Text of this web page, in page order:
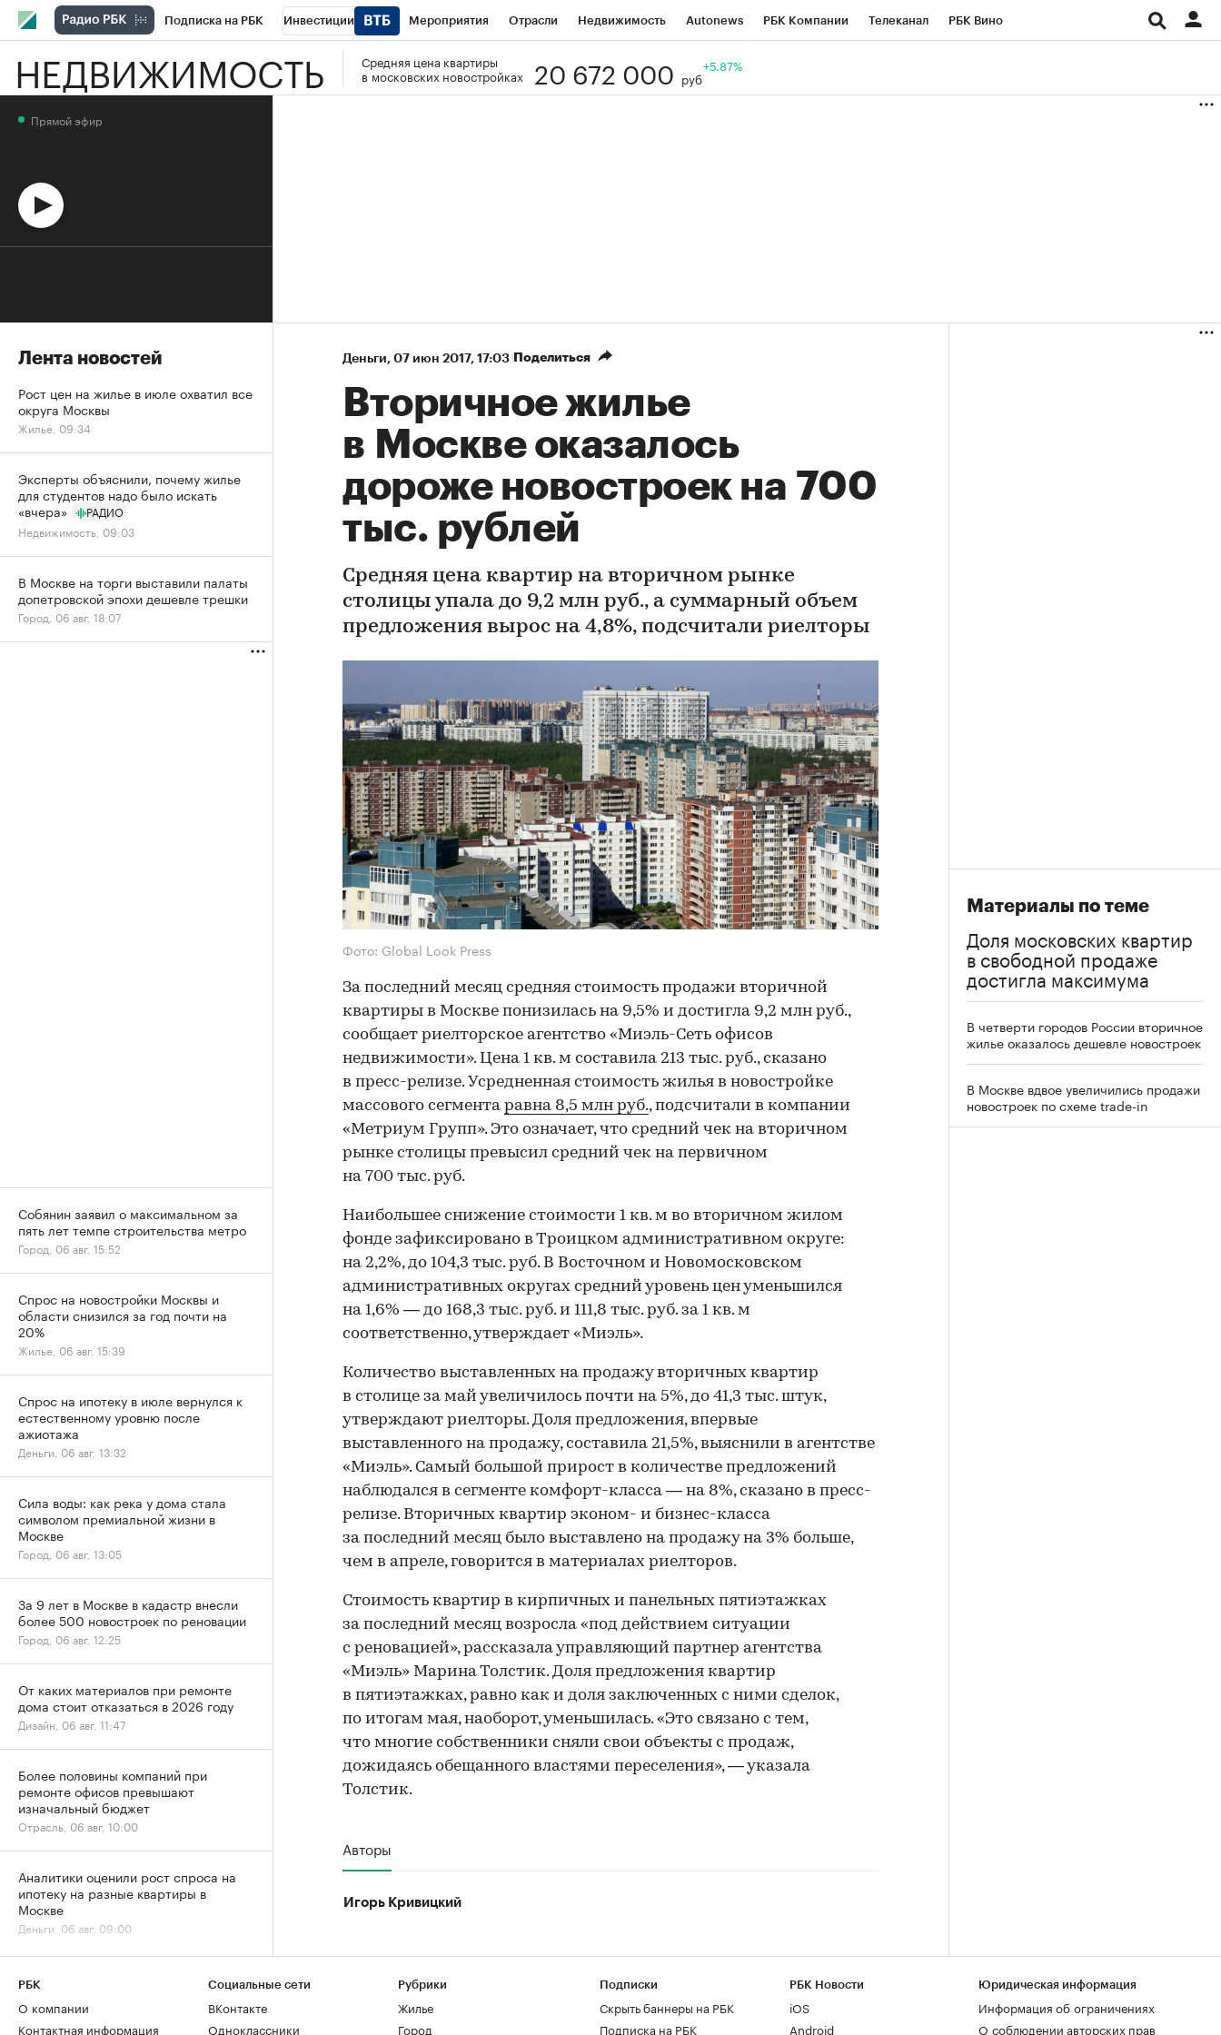
Подписка на РБК Инвестиции Мероприятия Отрасли Недвижимость Autonews РБК Компании Телеканал РБК Вино
Спорт Школа управления РБК РБК Образование Визионеры
НЕДВИЖИМОСТЬ
Средняя цена квартиры
в московских новостройках
20 672 000 руб
+5.87%
Деньги⁠, 07 июн 2017, 17:03 Поделиться
Вторичное жилье
в Москве оказалось
дороже новостроек на 700
тыс. рублей
Средняя цена квартир на вторичном рынке
столицы упала до 9,2 млн руб., а суммарный объем
предложения вырос на 4,8%, подсчитали риелторы
Фото: Global Look Press
За последний месяц средняя стоимость продажи вторичной
квартиры в Москве понизилась на 9,5% и достигла 9,2 млн руб.,
сообщает риелторское агентство «Миэль-Сеть офисов
недвижимости». Цена 1 кв. м составила 213 тыс. руб., сказано
в пресс-релизе. Усредненная стоимость жилья в новостройке
массового сегмента равна 8,5 млн руб., подсчитали в компании
«Метриум Групп». Это означает, что средний чек на вторичном
рынке столицы превысил средний чек на первичном
на 700 тыс. руб.
Наибольшее снижение стоимости 1 кв. м во вторичном жилом
фонде зафиксировано в Троицком административном округе:
на 2,2%, до 104,3 тыс. руб. В Восточном и Новомосковском
административных округах средний уровень цен уменьшился
на 1,6% — до 168,3 тыс. руб. и 111,8 тыс. руб. за 1 кв. м
соответственно, утверждает «Миэль».
Количество выставленных на продажу вторичных квартир
в столице за май увеличилось почти на 5%, до 41,3 тыс. штук,
утверждают риелторы. Доля предложения, впервые
выставленного на продажу, составила 21,5%, выяснили в агентстве
«Миэль». Самый большой прирост в количестве предложений
наблюдался в сегменте комфорт-класса — на 8%, сказано в пресс-
релизе. Вторичных квартир эконом- и бизнес-класса
за последний месяц было выставлено на продажу на 3% больше,
чем в апреле, говорится в материалах риелторов.
Стоимость квартир в кирпичных и панельных пятиэтажках
за последний месяц возросла «под действием ситуации
с реновацией», рассказала управляющий партнер агентства
«Миэль» Марина Толстик. Доля предложения квартир
в пятиэтажках, равно как и доля заключенных с ними сделок,
по итогам мая, наоборот, уменьшилась. «Это связано с тем,
что многие собственники сняли свои объекты с продаж,
дожидаясь обещанного властями переселения», — указала
Толстик.
Авторы
Игорь Кривицкий
Материалы по теме
Доля московских квартир
в свободной продаже
достигла максимума
В четверти городов России вторичное
жилье оказалось дешевле новостроек
В Москве вдвое увеличились продажи
новостроек по схеме trade-in
Прямой эфир
Лента новостей
Рост цен на жилье в июле охватил все
округа Москвы
Жилье, 09:34
Эксперты объяснили, почему жилье
для студентов надо было искать
«вчера»
РАДИО
Недвижимость, 09:03
В Москве на торги выставили палаты
допетровской эпохи дешевле трешки
Город, 06 авг, 18:07
Собянин заявил о максимальном за
пять лет темпе строительства метро
Город, 06 авг, 15:52
Спрос на новостройки Москвы и
области снизился за год почти на
20%
Жилье, 06 авг, 15:39
Спрос на ипотеку в июле вернулся к
естественному уровню после
ажиотажа
Деньги, 06 авг, 13:32
Сила воды: как река у дома стала
символом премиальной жизни в
Москве
Город, 06 авг, 13:05
За 9 лет в Москве в кадастр внесли
более 500 новостроек по реновации
Город, 06 авг, 12:25
От каких материалов при ремонте
дома стоит отказаться в 2026 году
Дизайн, 06 авг, 11:47
Более половины компаний при
ремонте офисов превышают
изначальный бюджет
Отрасль, 06 авг, 10:00
Аналитики оценили рост спроса на
ипотеку на разные квартиры в
Москве
Деньги, 06 авг, 09:00
Временное явление: в июле снижение
цен на жилье резко замедлилось
Жилье, 06 авг, 06:00
РБК
О компании
Контактная информация
Социальные сети
ВКонтакте
Одноклассники
Рубрики
Жилье
Город
Подписки
Скрыть баннеры на РБК
Подписка на РБК
РБК Новости
iOS
Android
Юридическая информация
Информация об ограничениях
О соблюдении авторских прав